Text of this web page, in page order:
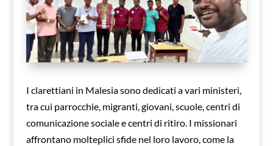
I clarettiani in Malesia sono dedicati a vari ministeri,
tra cui parrocchie, migranti, giovani, scuole, centri di
comunicazione sociale e centri di ritiro. I missionari
affrontano molteplici sfide nel loro lavoro, come la